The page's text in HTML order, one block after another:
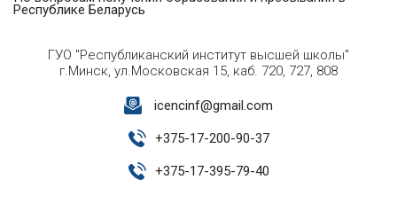
Республике Беларусь
ГУО "Республиканский институт высшей школы"
г.Минск, ул.Московская 15, каб. 720, 727, 808
icencinf@gmail.com
+375-17-200-90-37
+375-17-395-79-40